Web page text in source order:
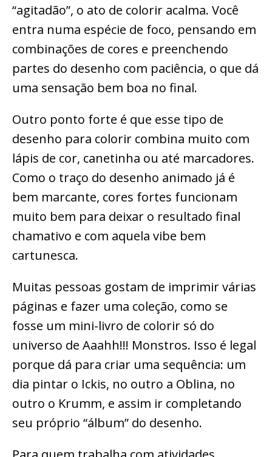
“agitadão”, o ato de colorir acalma. Você
entra numa espécie de foco, pensando em
combinações de cores e preenchendo
partes do desenho com paciência, o que dá
uma sensação bem boa no final.
Outro ponto forte é que esse tipo de
desenho para colorir combina muito com
lápis de cor, canetinha ou até marcadores.
Como o traço do desenho animado já é
bem marcante, cores fortes funcionam
muito bem para deixar o resultado final
chamativo e com aquela vibe bem
cartunesca.
Muitas pessoas gostam de imprimir várias
páginas e fazer uma coleção, como se
fosse um mini-livro de colorir só do
universo de Aaahh!!! Monstros. Isso é legal
porque dá para criar uma sequência: um
dia pintar o Ickis, no outro a Oblina, no
outro o Krumm, e assim ir completando
seu próprio “álbum” do desenho.